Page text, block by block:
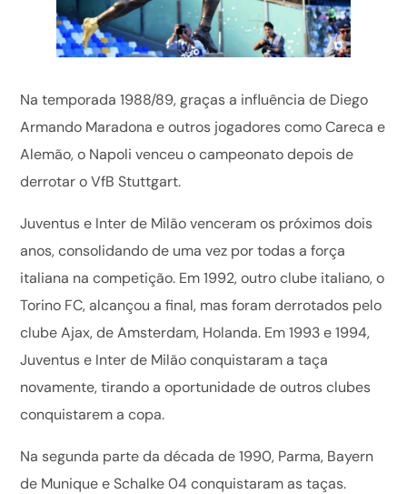
Na temporada 1988/89, graças a influência de Diego
Armando Maradona e outros jogadores como Careca e
Alemão, o Napoli venceu o campeonato depois de
derrotar o VfB Stuttgart.
Juventus e Inter de Milão venceram os próximos dois
anos, consolidando de uma vez por todas a força
italiana na competição. Em 1992, outro clube italiano, o
Torino FC, alcançou a final, mas foram derrotados pelo
clube Ajax, de Amsterdam, Holanda. Em 1993 e 1994,
Juventus e Inter de Milão conquistaram a taça
novamente, tirando a oportunidade de outros clubes
conquistarem a copa.
Na segunda parte da década de 1990, Parma, Bayern
de Munique e Schalke 04 conquistaram as taças.